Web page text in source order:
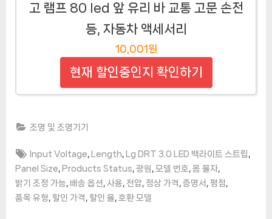
고 램프 80 led 앞 유리 바 교통 고문 손전
등, 자동차 액세서리
10,001원
현재 할인중인지 확인하기
조명 및 조명기기
Tags:
Input Voltage ,Length ,Lg DRT 3.0 LED 백라이트 스트립
Panel Size Products Status 광원 모델 번호 몸 물자
밝기 조정 가능 배송 옵션 사용 전압 정상 가격 증명서 평점
품목 유형 할인 가격 할인 율 호환 모델